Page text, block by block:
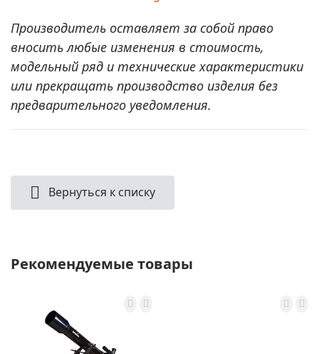
Производитель оставляет за собой право
вносить любые изменения в стоимость,
модельный ряд и технические характеристики
или прекращать производство изделия без
предварительного уведомления.
Вернуться к списку
Рекомендуемые товары